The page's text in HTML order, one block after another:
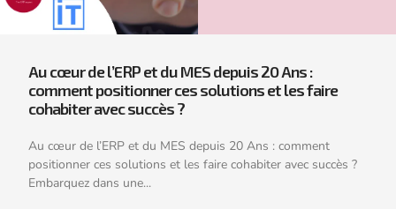
Au cœur de l’ERP et du MES depuis 20 Ans :
comment positionner ces solutions et les faire
cohabiter avec succès ?
Au cœur de l’ERP et du MES depuis 20 Ans : comment
positionner ces solutions et les faire cohabiter avec succès ?
Embarquez dans une...